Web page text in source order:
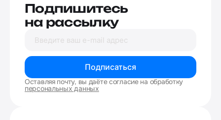
Подпишитесь
на рассылку
Подписаться
Оставляя почту, вы даёте согласие на обработку
персональных данных